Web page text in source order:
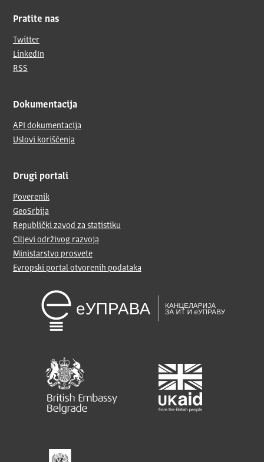
Pratite nas
Twitter
LinkedIn
RSS
Dokumentacija
API dokumentacija
Uslovi korišćenja
Drugi portali
Poverenik
GeoSrbija
Republički zavod za statistiku
Ciljevi održivog razvoja
Ministarstvo prosvete
Evropski portal otvorenih podataka